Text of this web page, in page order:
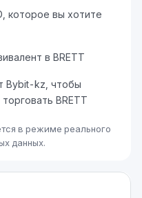
которое вы хотите
в BRETT
Bybit-kz, чтобы
BRETT
в режиме реального
данных.